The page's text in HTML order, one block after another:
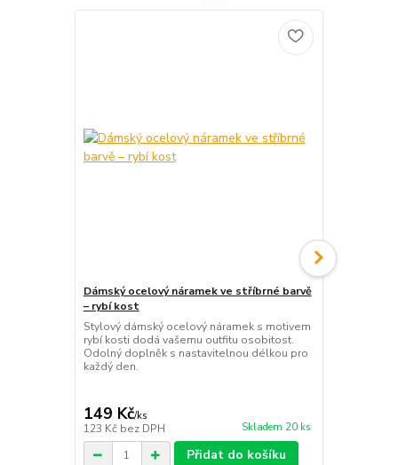
Dámský ocelový náramek ve stříbrné barvě
– rybí kost
Stylový dámský ocelový náramek s motivem
rybí kosti dodá vašemu outfitu osobitost.
Odolný doplněk s nastavitelnou délkou pro
každý den.
149 Kč/ks
123 Kč bez DPH Skladem 20 ks
Přidat do košíku